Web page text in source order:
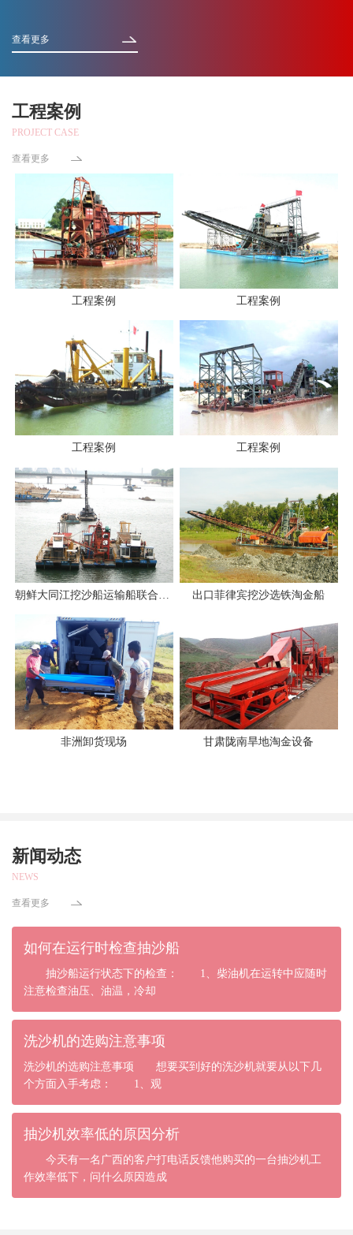
查看更多
工程案例
PROJECT CASE
查看更多
工程案例 工程案例
工程案例 工程案例
出口菲律宾挖沙选铁淘金船
非洲卸货现场 甘肃陇南旱地淘金设备
新闻动态
NEWS
查看更多
如何在运行时检查抽沙船
抽沙船运行状态下的检查： 1、柴油机在运转中应随时
注意检查油压、油温，冷却
洗沙机的选购注意事项
洗沙机的选购注意事项 想要买到好的洗沙机就要从以下几
个方面入手考虑： 1、观
抽沙机效率低的原因分析
今天有一名广西的客户打电话反馈他购买的一台抽沙机工
作效率低下，问什么原因造成